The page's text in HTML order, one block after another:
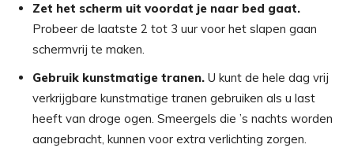
Zet het scherm uit voordat je naar bed gaat.
Probeer de laatste 2 tot 3 uur voor het slapen gaan
schermvrij te maken.
Gebruik kunstmatige tranen. U kunt de hele dag vrij
verkrijgbare kunstmatige tranen gebruiken als u last
heeft van droge ogen. Smeergels die ’s nachts worden
aangebracht, kunnen voor extra verlichting zorgen.